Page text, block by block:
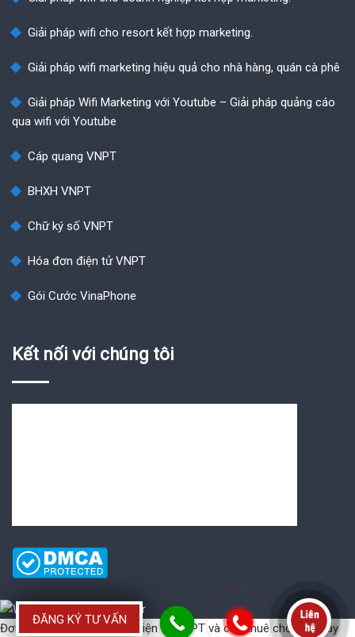
ĐĂNG KÝ TƯ VẤN
Giải pháp wifi cho resort kết hợp marketing.
Giải pháp wifi marketing hiệu quả cho nhà hàng, quán cà phê
Giải pháp Wifi Marketing với Youtube – Giải pháp quảng cáo
qua wifi với Youtube
Cáp quang VNPT
BHXH VNPT
Chữ ký số VNPT
Hóa đơn điện tử VNPT
Gói Cước VinaPhone
Kết nối với chúng tôi
Đơn vị cung cấp Hóa đơn điện tử VNPTvàcho thuê chổ đặt máy